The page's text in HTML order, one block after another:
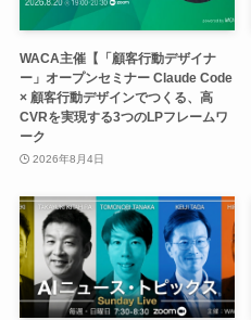
WACA主催【「顧客行動デザイナ
ー」オープンセミナー Claude Code
× 顧客行動デザインでつくる、高
CVRを実現する3つのLPフレームワ
ーク
2026年8月4日